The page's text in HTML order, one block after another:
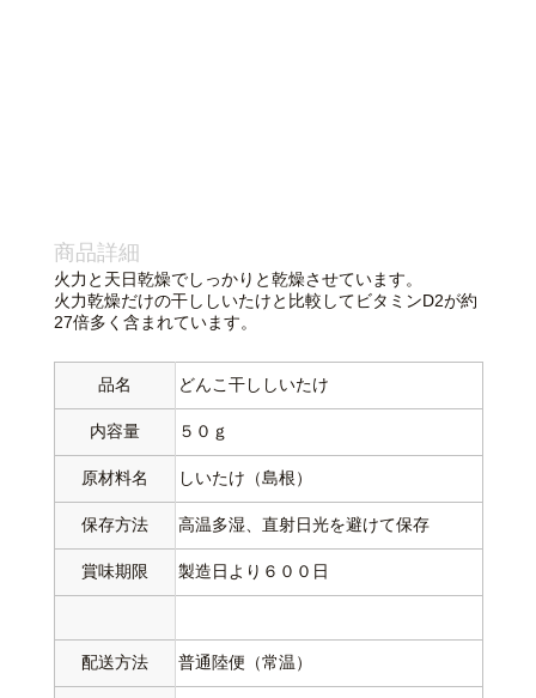
商品詳細
火力と天日乾燥でしっかりと乾燥させています。
火力乾燥だけの干ししいたけと比較してビタミンD2が約
27倍多く含まれています。
品名 どんこ干ししいたけ
内容量 ５０ｇ
原材料名 しいたけ（島根）
保存方法 高温多湿、直射日光を避けて保存
賞味期限 製造日より６００日
配送方法 普通陸便（常温）